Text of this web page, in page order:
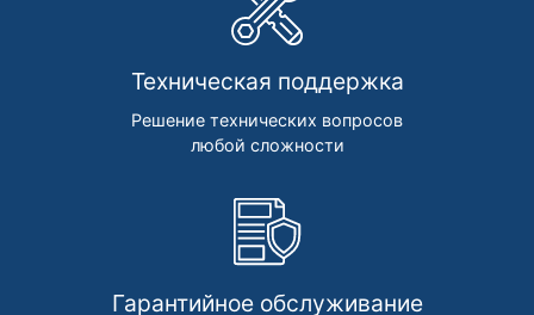
Техническая поддержка
Решение технических вопросов
любой сложности
Гарантийное обслуживание